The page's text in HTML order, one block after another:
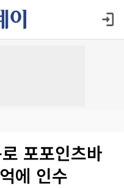
포포인츠바
에 인수